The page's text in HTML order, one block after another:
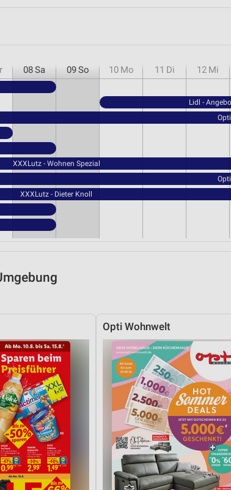
08Sa 09So 10 Mo 11 Di 12 Mi
Lidl -
XXXLutz - Wohnen Spezial
XXXLutz - Dieter Knoll
Opti Wohnwelt